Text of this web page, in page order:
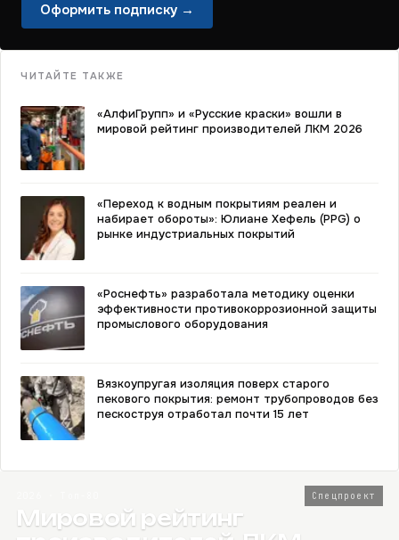
Оформить подписку →
ЧИТАЙТЕ ТАКЖЕ
«АлфиГрупп» и «Русские краски» вошли в
мировой рейтинг производителей ЛКМ 2026
«Переход к водным покрытиям реален и
набирает обороты»: Юлиане Хефель (PPG) о
рынке индустриальных покрытий
«Роснефть» разработала методику оценки
эффективности противокоррозионной защиты
промыслового оборудования
Вязкоупругая изоляция поверх старого
пекового покрытия: ремонт трубопроводов без
пескоструя отработал почти 15 лет
Спецпроект
Мировой рейтинг